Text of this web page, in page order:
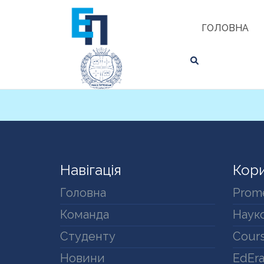
ГОЛОВНА
Навігація
Головна
Команда
Студенту
Новини
EdEra